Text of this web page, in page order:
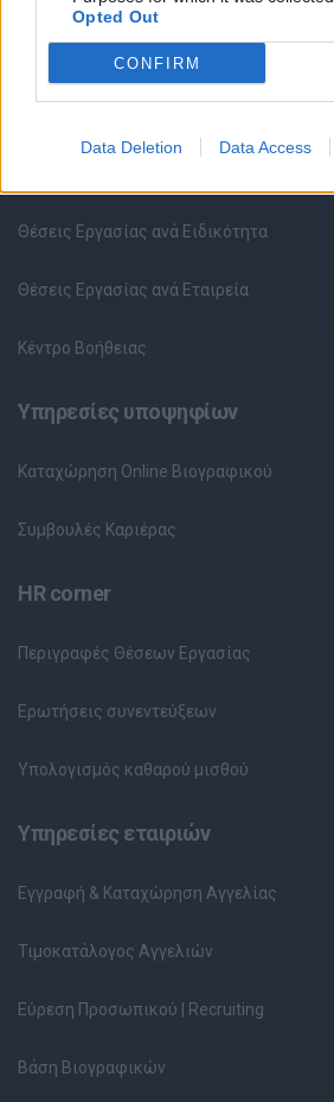
Opted Out
CONFIRM
Data Deletion Data Access
Θέσεις Εργασίας ανά Ειδικότητα
Θέσεις Εργασίας ανά Εταιρεία
Κέντρο Βοήθειας
Υπηρεσίες υποψηφίων
Καταχώρηση Online Βιογραφικού
Συμβουλές Καριέρας
HR corner
Περιγραφές Θέσεων Εργασίας
Ερωτήσεις συνεντεύξεων
Υπολογισμός καθαρού μισθού
Υπηρεσίες εταιριών
Εγγραφή & Καταχώρηση Αγγελίας
Τιμοκατάλογος Αγγελιών
Εύρεση Προσωπικού | Recruiting
Βάση Βιογραφικών